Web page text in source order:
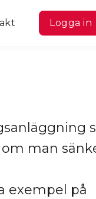
Logga in
man
exempel på